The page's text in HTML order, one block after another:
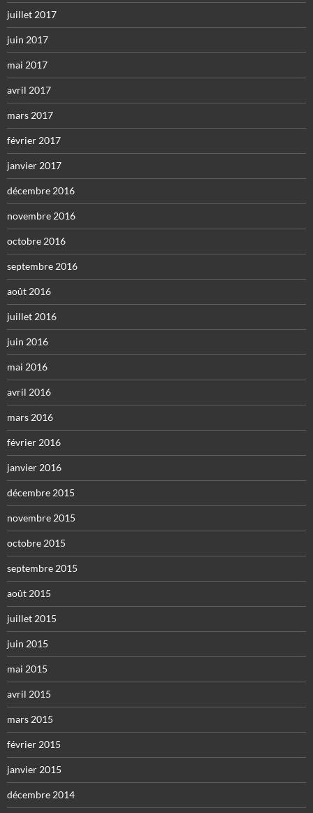
juillet 2017
juin 2017
mai 2017
avril 2017
mars 2017
février 2017
janvier 2017
décembre 2016
novembre 2016
octobre 2016
septembre 2016
août 2016
juillet 2016
juin 2016
mai 2016
avril 2016
mars 2016
février 2016
janvier 2016
décembre 2015
novembre 2015
octobre 2015
septembre 2015
août 2015
juillet 2015
juin 2015
mai 2015
avril 2015
mars 2015
février 2015
janvier 2015
décembre 2014